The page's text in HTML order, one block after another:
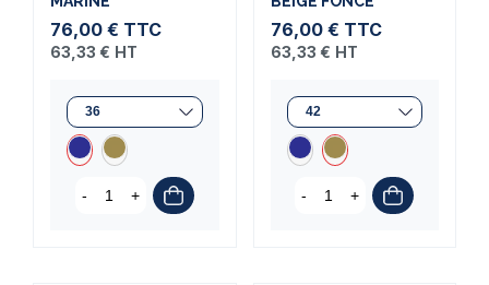
76,00 € TTC
63,33 € HT
- +
76,00 € TTC
63,33 € HT
- +